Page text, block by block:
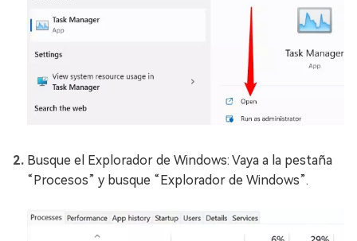
Busque el Explorador de Windows: Vaya a la pestaña
“Procesos” y busque “Explorador de Windows”.